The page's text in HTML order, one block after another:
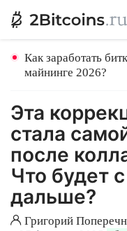
Как заработать
майнинге 2026?
Эта
стала
после
Что будет
дальше?
Григорий